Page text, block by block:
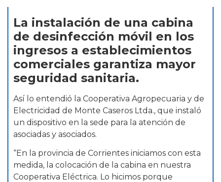
La instalación de una cabina
de desinfección móvil en los
ingresos a establecimientos
comerciales garantiza mayor
seguridad sanitaria.
Así lo entendió la Cooperativa Agropecuaria y de
Electricidad de Monte Caseros Ltda., que instaló
un dispositivo en la sede para la atención de
asociadas y asociados.
“En la provincia de Corrientes iniciamos con esta
medida, la colocación de la cabina en nuestra
Cooperativa Eléctrica. Lo hicimos porque